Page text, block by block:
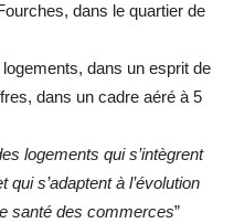
dans le quartier de
dans un esprit de
dans un cadre aéré à 5
logements qui s’intègrent
s’adaptent à l’évolution
santé des commerces”